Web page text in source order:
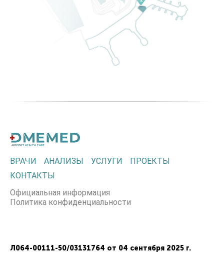
ВРАЧИ АНАЛИЗЫ УСЛУГИ
ПРОЕКТЫ
КОНТАКТЫ
Официальная информация
Политика конфиденциальности
Л064-00111-50/03131764 от 04 сентября 2025 г.